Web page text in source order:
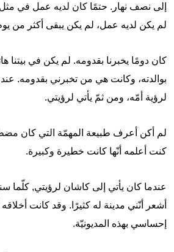
إلى نصف نهار. حتمًا كان لديه عمل في
لم يكن لديه عمل، لم يكن يبقى أكثر من
كان دومًا يخبرنا بقدومه. لم يكن في بيتنا
بوالدته، وكانت هي من تخبرني بقدومه.
لرؤية أمّه، ومن ثمّ يأتي لرؤيتي.
لم أكن أعرف طبيعة المهمّة التي كان
كنت أعلمه أنّها كانت خطيرة وكبيرة.
عندما كان يأتي إلى كاشان لرؤيتي, كلّما
أشعر أنّني مدينة له كثيرًا. وقد كانت
إحساسي بهذه المديونيّة.